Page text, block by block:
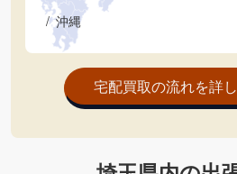
沖縄
宅配買取の流れを詳